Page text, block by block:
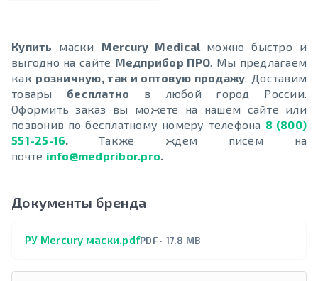
Купить маски Mercury Medical можно быстро и
выгодно на сайте Медприбор ПРО. Мы предлагаем
как розничную, так и оптовую продажу. Доставим
товары бесплатно в любой город России.
Оформить заказ вы можете на нашем сайте или
позвонив по бесплатному номеру телефона 8 (800)
551-25-16.Также ждем писем на
почте info@medpribor.pro.
Документы бренда
РУ Mercury маски.pdfPDF · 17.8 MB